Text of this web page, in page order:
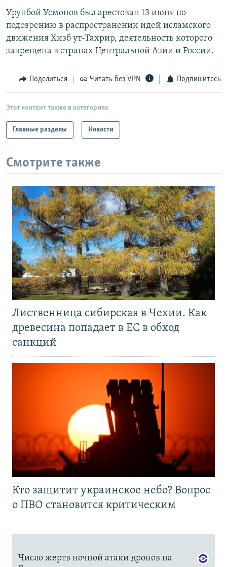
Урунбой Усмонов был арестован 13 июня по
подозрению в распространении идей исламского
движения Хизб ут-Тахрир, деятельность которого
запрещена в странах Центральной Азии и России.
Поделиться Читать без VPN Подпишитесь
Этот контент также в категориях
Главные разделы Новости
Смотрите также
Лиственница сибирская в Чехии. Как
древесина попадает в ЕС в обход
санкций
Кто защитит украинское небо? Вопрос
о ПВО становится критическим